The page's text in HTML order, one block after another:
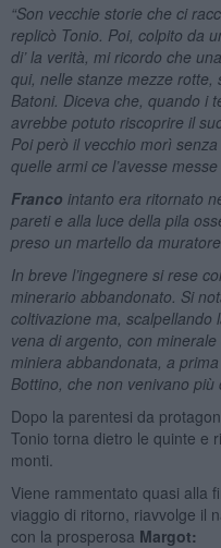
“Son vecchie storie che ci
replicò Tonio. Poi, colpito da
di’ la verità, mi ricordo che
qui, nelle stanze mezze rotte,
Batoni. Diceva che, quando i
avrebbe potuto riscoprire il
Poi però il vecchio morì
quelle armi ce l’avesse messe
Franco intanto era ritornato
pareti e alla luce della pila
preso un martello da
In breve l’ingegnere si rese
minerario abbandonato. Si
coltivazione ma, scalpellando
vena di argento, con
miniera abbandonata, a
Bottino, che non venivano
Dopo la parentesi da
Tonio torna dietro le quinte e
monti.
Viene rammentato quasi alla
viaggio di ritorno, riavvolge il
con la prosperosa Margot: